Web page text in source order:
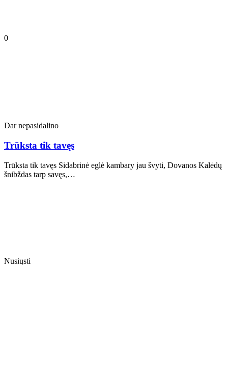
0
Dar nepasidalino
Trūksta tik tavęs
Trūksta tik tavęs Sidabrinė eglė kambary jau švyti, Dovanos Kalėdų
šnibždas tarp savęs,…
Nusiųsti